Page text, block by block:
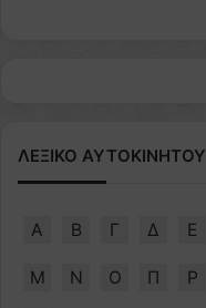
ΛΕΞΙΚΟ ΑΥΤΟΚΙΝΗΤΟΥ
Α Β Γ Δ Ε
Μ Ν Ο Π Ρ